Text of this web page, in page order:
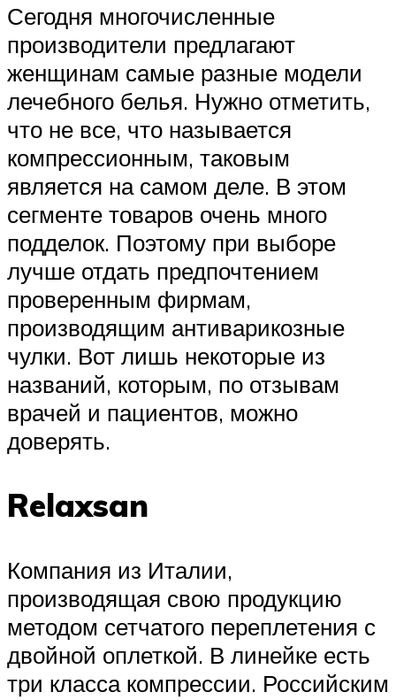
Сегодня многочисленные
производители предлагают
женщинам самые разные модели
лечебного белья. Нужно отметить,
что не все, что называется
компрессионным, таковым
является на самом деле. В этом
сегменте товаров очень много
подделок. Поэтому при выборе
лучше отдать предпочтением
проверенным фирмам,
производящим антиварикозные
чулки. Вот лишь некоторые из
названий, которым, по отзывам
врачей и пациентов, можно
доверять.
Relaxsan
Компания из Италии,
производящая свою продукцию
методом сетчатого переплетения с
двойной оплеткой. В линейке есть
три класса компрессии. Российским